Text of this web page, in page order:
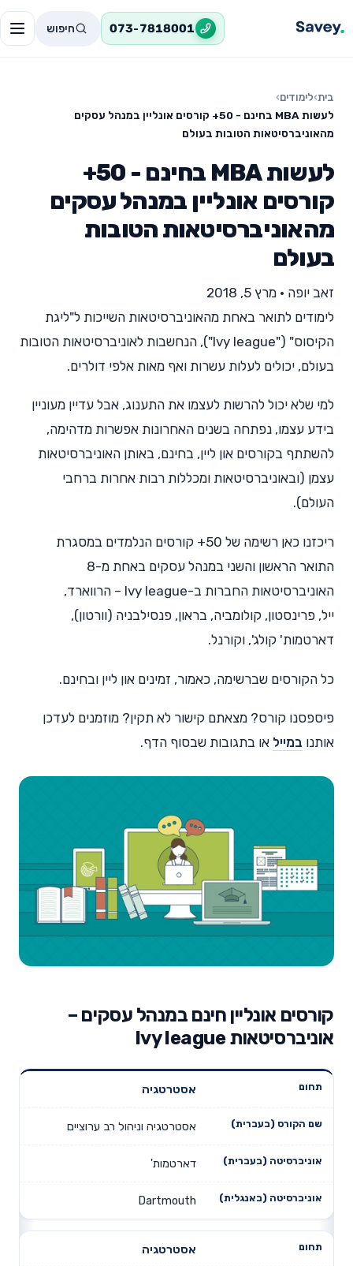
073-7818001 חיפוש
בית›לימודים›
לעשות MBA בחינם - 50+ קורסים אונליין במנהל עסקים
מהאוניברסיטאות הטובות בעולם
לעשות MBA בחינם - 50+
קורסים אונליין במנהל עסקים
מהאוניברסיטאות הטובות
בעולם
זאב יופה • מרץ 5, 2018
לימודים לתואר באחת מהאוניברסיטאות השייכות ל"ליגת
הקיסוס" ("Ivy league"), הנחשבות לאוניברסיטאות הטובות
בעולם, יכולים לעלות עשרות ואף מאות אלפי דולרים.
למי שלא יכול להרשות לעצמו את התענוג, אבל עדיין מעוניין
בידע עצמו, נפתחה בשנים האחרונות אפשרות מדהימה,
להשתתף בקורסים און ליין, בחינם, באותן האוניברסיטאות
עצמן (ובאוניברסיטאות ומכללות רבות אחרות ברחבי
העולם).
ריכזנו כאן רשימה של 50+ קורסים הנלמדים במסגרת
התואר הראשון והשני במנהל עסקים באחת מ-8
האוניברסיטאות החברות ב-Ivy league – הרווארד,
ייל, פרינסטון, קולומביה, בראון, פנסילבניה (וורטון),
דארטמות' קולג', וקורנל.
כל הקורסים שברשימה, כאמור, זמינים און ליין ובחינם.
פיספסנו קורס? מצאתם קישור לא תקין? מוזמנים לעדכן
אותנו במייל או בתגובות שבסוף הדף.
קורסים אונליין חינם במנהל עסקים –
אוניברסיטאות Ivy league
שם הקורס
אוניברסיטהאסטרטגיה
אסטרטגיה וניהול רב ערוציים
דארטמות'
Dartmouth
אסטרטגיה